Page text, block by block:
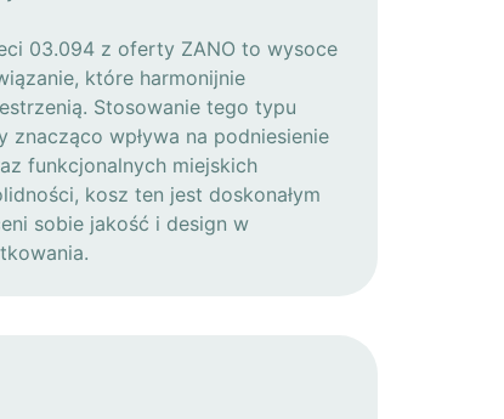
03.094 z oferty ZANO to wysoce
które harmonijnie
Stosowanie tego typu
znacząco wpływa na podniesienie
funkcjonalnych miejskich
kosz ten jest doskonałym
sobie jakość i design w